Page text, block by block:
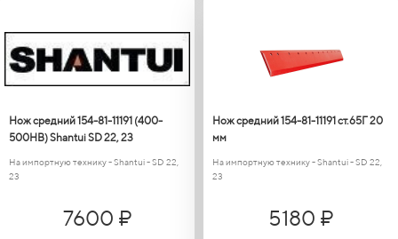
Нож средний 154-81-11191 (400-
500HB) Shantui SD 22, 23
На импортную технику - Shantui - SD 22,
23
7600 ₽
Нож средний 154-81-11191 ст.65Г 20
мм
На импортную технику - Shantui - SD 22,
23
5180 ₽